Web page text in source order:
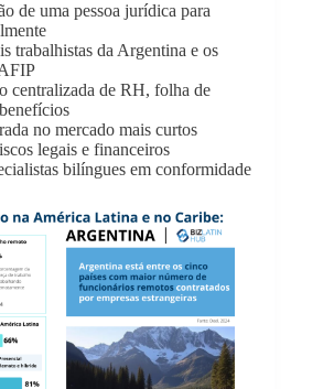
de uma pessoa jurídica para
trabalhistas da Argentina e os
centralizada de RH, folha de
no mercado mais curtos
legais e financeiros
bilíngues em conformidade